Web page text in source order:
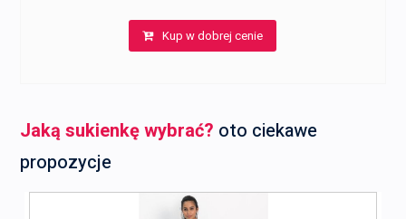
Kup w dobrej cenie
Jaką sukienkę wybrać? oto ciekawe
propozycje